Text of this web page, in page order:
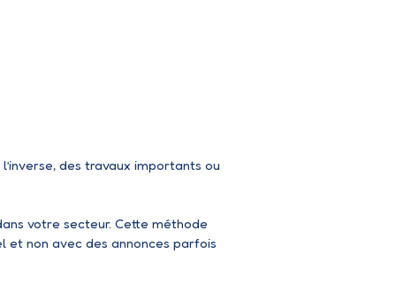
des travaux importants ou
votre secteur. Cette méthode
et non avec des annonces parfois